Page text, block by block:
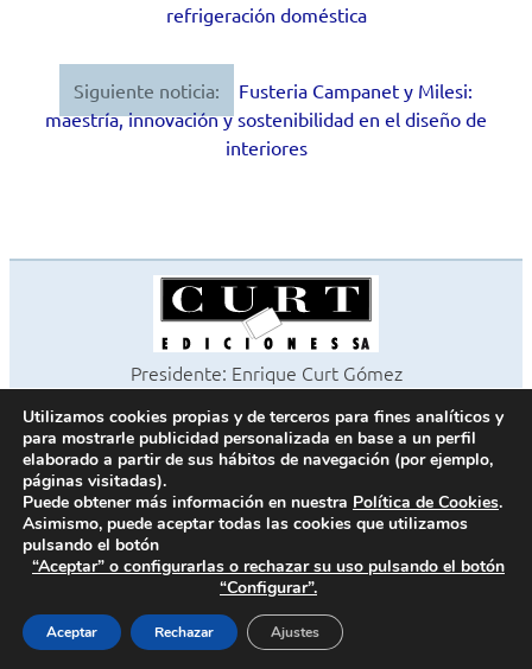
refrigeración doméstica
Siguiente noticia:
Fusteria Campanet y Milesi:
maestría, innovación y sostenibilidad en el diseño de
interiores
Presidente: Enrique Curt Gómez
©2026 Revista Cocinas y Baños
Todos los derechos reservados
Paseo de Gracia, 63. 1º 2ª. 08008 Barcelona -
Fax 933 183 505
Política de cookies
Política de privacidad
Contacto
Utilizamos cookies propias y de terceros para fines analíticos y
para mostrarle publicidad personalizada en base a un perfil
elaborado a partir de sus hábitos de navegación (por ejemplo,
páginas visitadas).
Puede obtener más información en nuestra Política de Cookies.
Asimismo, puede aceptar todas las cookies que utilizamos
pulsando el botón
“Aceptar” o configurarlas o rechazar su uso pulsando el botón
“Configurar”.
Aceptar Rechazar Ajustes